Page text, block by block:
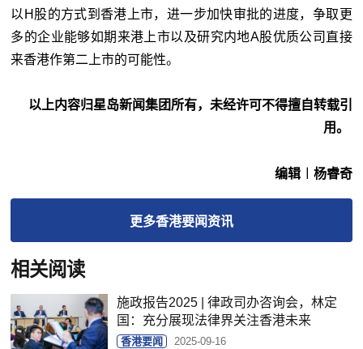
以H股的方式到香港上市，进一步加快审批的进度，争取更
多的企业能够如期来港上市以及研究内地A股优质公司直接
来香港作第二上市的可能性。
以上内容归星岛新闻集团所有，未经许可不得擅自转载引
用。
编辑︱杨睿奇
更多香港要闻资讯
相关阅读
施政报告2025 | 律政司办咨询会，林定
国：充分展现法律界关注香港未来
香港要闻 2025-09-16